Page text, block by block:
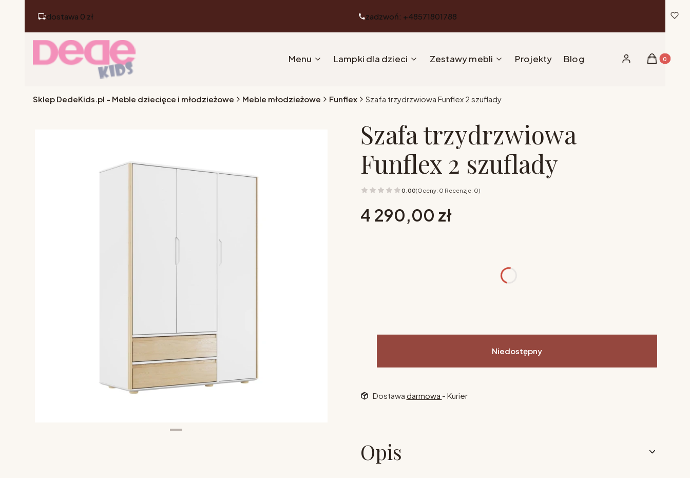
dostawa 0 zł zadzwoń: +48571801788
Menu Lampki dla dzieci Zestawy mebli Projekty Blog Zaloguj sięProdukty
Koszyk
Sklep DedeKids.pl - Meble dziecięce i młodzieżowe Meble młodzieżowe Funflex Szafa trzydrzwiowa Funflex 2 szuflady
Szafa trzydrzwiowa
Funflex 2 szuflady
0.00(Oceny: 0 Recenzje: 0)
Cena
4 290,00 zł
Niedostępny
Dostawa darmowa - Kurier
Opis